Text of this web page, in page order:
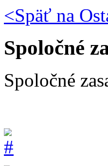
<Späť na
Spoločné
Spoločné